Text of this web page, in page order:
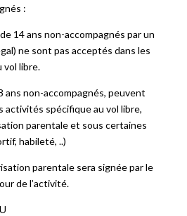
:
14 ans non-accompagnés par un
ne sont pas acceptés dans les
vol libre.
ans non-accompagnés, peuvent
activités spécifique au vol libre,
parentale et sous certaines
habileté, ..)
parentale sera signée par le
de l’activité.